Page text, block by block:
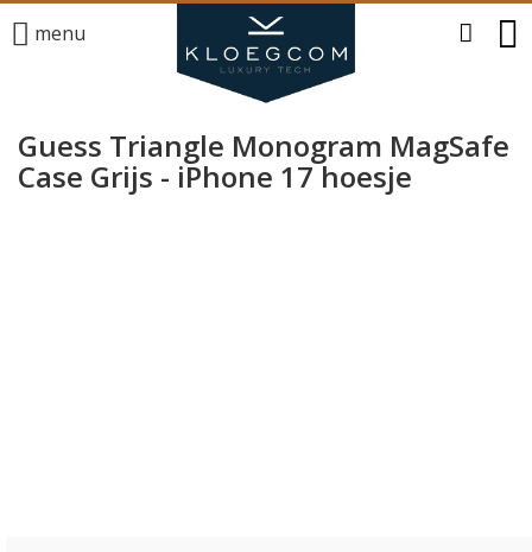
menu
Guess Triangle Monogram MagSafe
Case Grijs - iPhone 17 hoesje